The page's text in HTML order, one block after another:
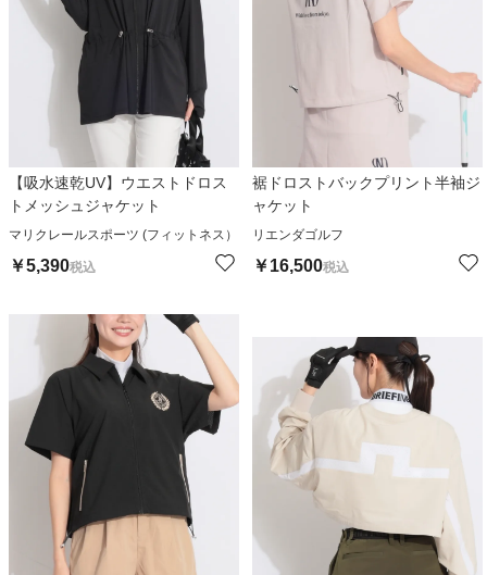
【吸水速乾UV】ウエストドロス
トメッシュジャケット
マリクレールスポーツ (フィットネス）
￥5,390税込
裾ドロストバックプリント半袖ジ
ャケット
リエンダゴルフ
￥16,500税込